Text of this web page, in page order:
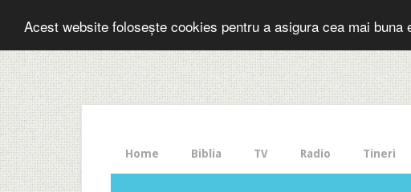
Acest website folosește cookies pentru a asigura cea mai buna
The
HelloBar
- a
little
bar
that
gets
Home Biblia TV Radio Tineri